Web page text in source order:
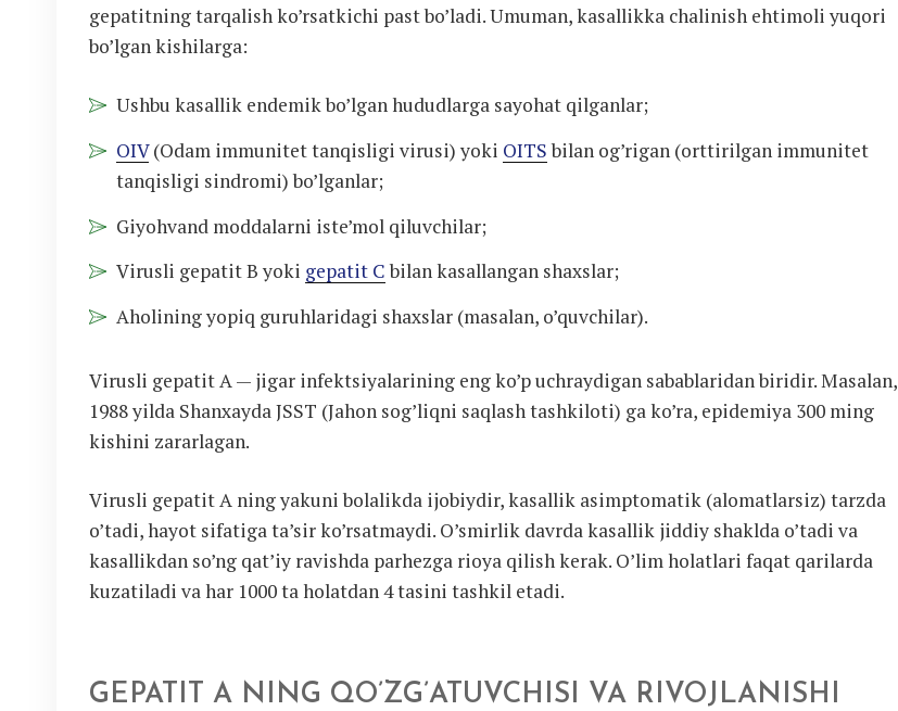
gepatitning tarqalish ko’rsatkichi past bo’ladi. Umuman, kasallikka chalinish ehtimoli yuqori
bo’lgan kishilarga:
Ushbu kasallik endemik bo’lgan hududlarga sayohat qilganlar;
OIV(Odam immunitet tanqisligi virusi) yoki OITSbilan og’rigan (orttirilgan immunitet
tanqisligi sindromi) bo’lganlar;
Giyohvand moddalarni iste’mol qiluvchilar;
Virusli gepatit B yoki gepatit Cbilan kasallangan shaxslar;
Aholining yopiq guruhlaridagi shaxslar (masalan, o’quvchilar).
Virusli gepatit A — jigar infektsiyalarining eng ko’p uchraydigan sabablaridan biridir. Masalan,
1988 yilda Shanxayda JSST (Jahon sog’liqni saqlash tashkiloti) ga ko’ra, epidemiya 300 ming
kishini zararlagan.
Virusli gepatit A ning yakuni bolalikda ijobiydir, kasallik asimptomatik (alomatlarsiz) tarzda
o’tadi, hayot sifatiga ta’sir ko’rsatmaydi. O’smirlik davrda kasallik jiddiy shaklda o’tadi va
kasallikdan so’ng qat’iy ravishda parhezga rioya qilish kerak. O’lim holatlari faqat qarilarda
kuzatiladi va har 1000 ta holatdan 4 tasini tashkil etadi.
GEPATIT A NING QO’ZG’ATUVCHISI VA RIVOJLANISHI